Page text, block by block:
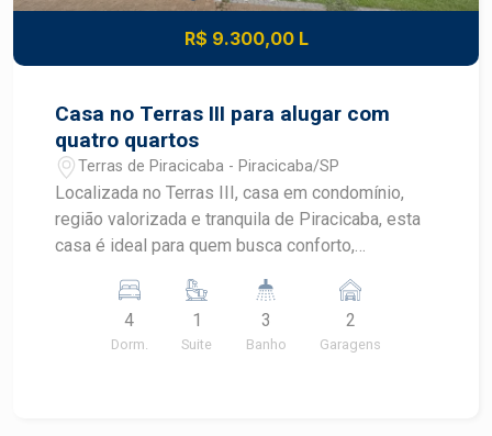
desenvolvimento do mercado imobiliário de
Piracicaba. Agende sua visita.
R$ 9.300,00 L
Casa no Terras III para alugar com
quatro quartos
Terras de Piracicaba - Piracicaba/SP
Localizada no Terras III, casa em condomínio,
região valorizada e tranquila de Piracicaba, esta
casa é ideal para quem busca conforto,
funcional Banheiro social Na área externa,
4
Dorm.
1
Suite
3
Banho
2
Garagens